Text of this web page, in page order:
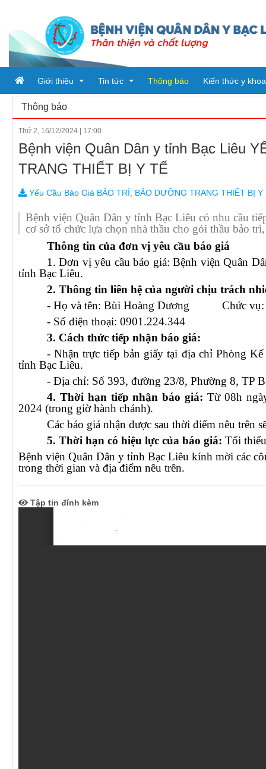
Giới thiệu
Tổ chức bệnh viện
Đơn vị trực thuộcBan giám đốc
PHÒNG TÀI CHÍNH - KẾ
PHÒNG ĐIỀU DƯỠNG
KHOA KHÁM BỆNH CẤP
KHOA Y học cổ truyền -
KHOA KIỂM SOÁT NHIỄM
KHOA NGOẠI - SẢN
KHOA NỘI NHI NHIỄM
Tin tức
Tin tức
Bài viết
Thông báo Kiến thức y khoa
Thông báo
Thứ 2, 16/12/2024 17:00
Bệnh viện Quân Dân y tỉnh Bạc Liêu
TRANG THIẾT BỊ Y TẾ
Yếu Cầu Báo Giá BẢO TRÌ, BẢO DƯỠNG TRANG THIẾT BỊ Y
Bệnh viện Quân Dân y tỉnh Bạc Liêu có nhu cầu
cơ sở tổ chức lựa chọn nhà thầu cho gói thầu bảo
Thông tin của đơn vị yêu cầu báo giá
1. Đơn vị yêu cầu báo giá:Bệnh viện Quân
tỉnh Bạc Liêu.
2. Thông tin liên hệ của người chịu trách
- Họ và tên: Bùi Hoàng Dương Chức vụ:
- Số điện thoại: 0901.224.344
3. Cách thức tiếp nhận báo giá:
- Nhận trực tiếp bản giấy tại địa chỉ Phòng
tỉnh Bạc Liêu.
- Địa chỉ: Số 393, đường 23/8, Phường 8, TP
4. Thời hạn tiếp nhận báo giá: Từ 08h
2024 (trong giờ hành chánh).
Các báo giá nhận được sau thời điểm nêu trên
5. Thời hạn có hiệu lực của báo giá: Tối
Bệnh viện Quân Dân y tỉnh Bạc Liêu kính mời các
trong thời gian và địa điểm nêu trên.
Tập tin đính kèm